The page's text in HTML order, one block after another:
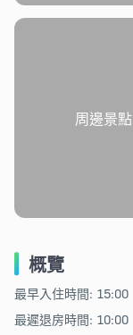
周邊景點
概覽
最早入住時間: 15:00
最遲退房時間: 10:00